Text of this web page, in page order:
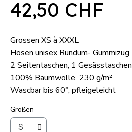
42,50 CHF
Grossen XS à XXXL
Hosen unisex Rundum- Gummizug
2 Seitentaschen, 1 Gesässtaschen
100% Baumwolle 230 g/m²
Wascbar bis 60°, pfleigeleicht
Größen